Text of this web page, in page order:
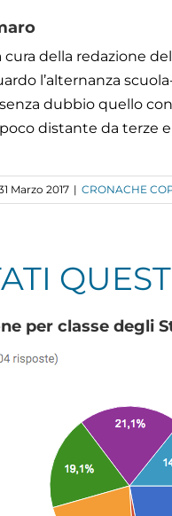
cura della redazione
l’alternanza
dubbio quello
distante da terze
Marzo 2017 | CRONACHE
per classe degli